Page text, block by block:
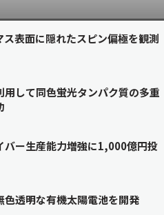
ス表面に隠れたスピン偏極を観測
用して同色蛍光タンパク質の多重
バー生産能力増強に1,000億円投
透明な有機太陽電池を開発